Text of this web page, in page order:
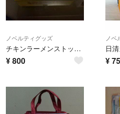
ノベルティグッズ
チキンラーメンストックバック
¥800
ノベ
¥